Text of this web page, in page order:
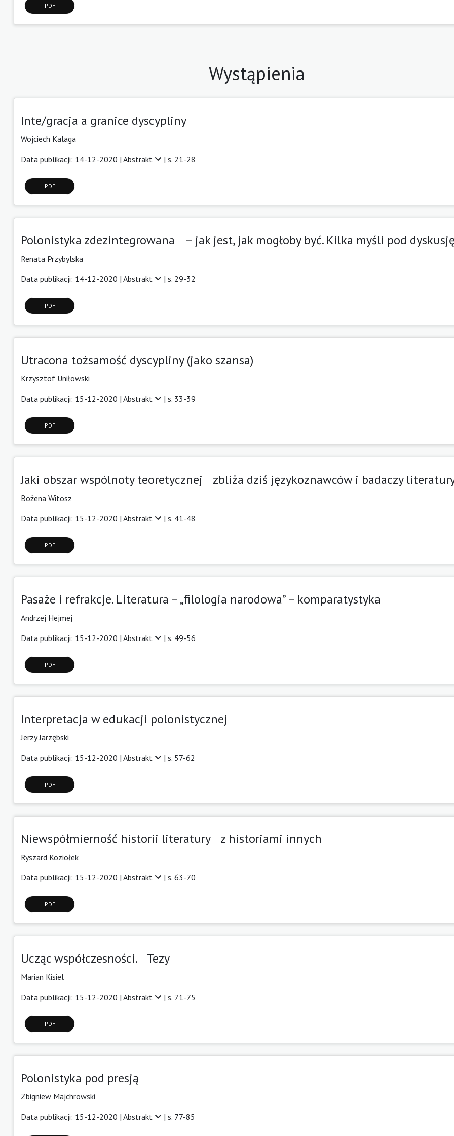
PDF
Wystąpienia
Inte/gracja a granice dyscypliny
Wojciech Kalaga
Data publikacji: 14-12-2020 | Abstrakt | s. 21-28
PDF
Polonistyka zdezintegrowana – jak jest, jak mogłoby być. Kilka myśli pod
Renata Przybylska
Data publikacji: 14-12-2020 | Abstrakt | s. 29-32
PDF
Utracona tożsamość dyscypliny (jako szansa)
Krzysztof Uniłowski
Data publikacji: 15-12-2020 | Abstrakt | s. 33-39
PDF
Jaki obszar wspólnoty teoretycznej zbliża dziś językoznawców i badaczy
Bożena Witosz
Data publikacji: 15-12-2020 | Abstrakt | s. 41-48
PDF
Pasaże i refrakcje. Literatura – „filologia narodowa” – komparatystyka
Andrzej Hejmej
Data publikacji: 15-12-2020 | Abstrakt | s. 49-56
PDF
Interpretacja w edukacji polonistycznej
Jerzy Jarzębski
Data publikacji: 15-12-2020 | Abstrakt | s. 57-62
PDF
Niewspółmierność historii literatury z historiami innych
Ryszard Koziołek
Data publikacji: 15-12-2020 | Abstrakt | s. 63-70
PDF
Ucząc współczesności. Tezy
Marian Kisiel
Data publikacji: 15-12-2020 | Abstrakt | s. 71-75
PDF
Polonistyka pod presją
Zbigniew Majchrowski
Data publikacji: 15-12-2020 | Abstrakt | s. 77-85